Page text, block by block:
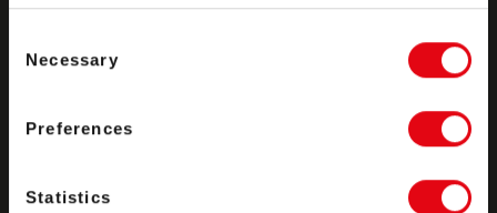
Selection
Necessary
Preferences
Statistics
Vamos conversar